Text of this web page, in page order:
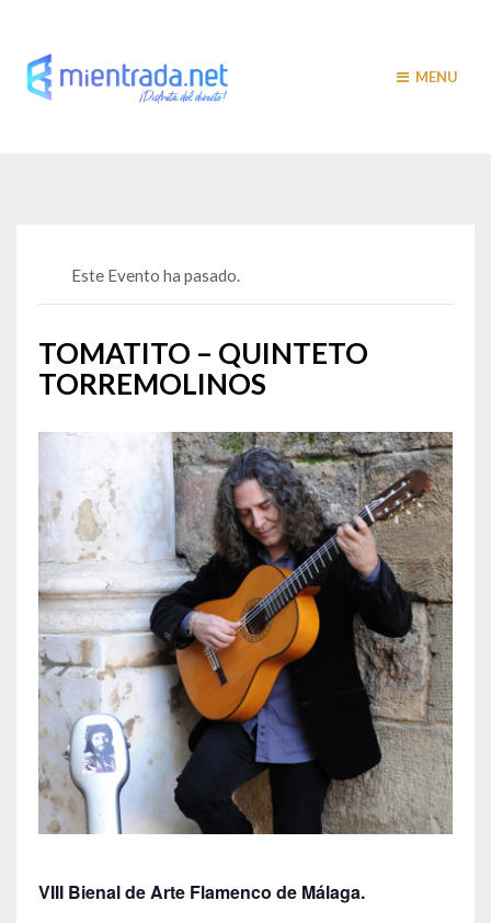
MENU
Este Evento ha pasado.
TOMATITO – QUINTETO
TORREMOLINOS
VIII Bienal de Arte Flamenco de Málaga.